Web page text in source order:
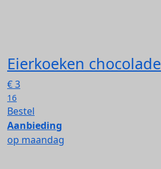
Eierkoeken chocolade
€3
16
Bestel
Aanbieding
op maandag